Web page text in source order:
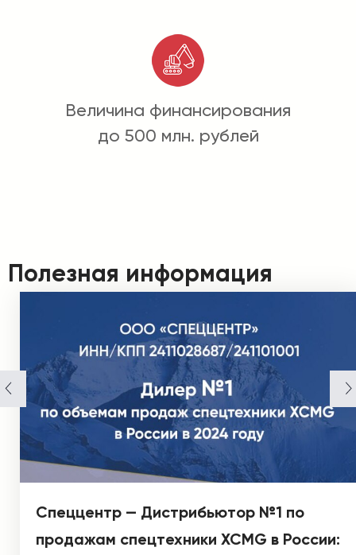
Величина финансирования
до 500 млн. рублей
Полезная информация
Спеццентр — Дистрибьютор №1 по
продажам спецтехники XCMG в России: